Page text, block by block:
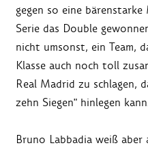
gegen so eine
Serie das Double
nicht umsonst, ein Team,
Klasse auch noch toll
Real Madrid zu schlagen,
zehn Siegen" hinlegen
Bruno Labbadia weiß